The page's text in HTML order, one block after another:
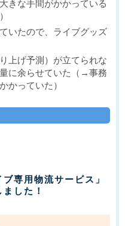
きな手間がかかっている
いたので、ライブグッズ
上げ予測）が立てられな
に余らせていた（→事務
かっていた）
専用物流サービス」
した！